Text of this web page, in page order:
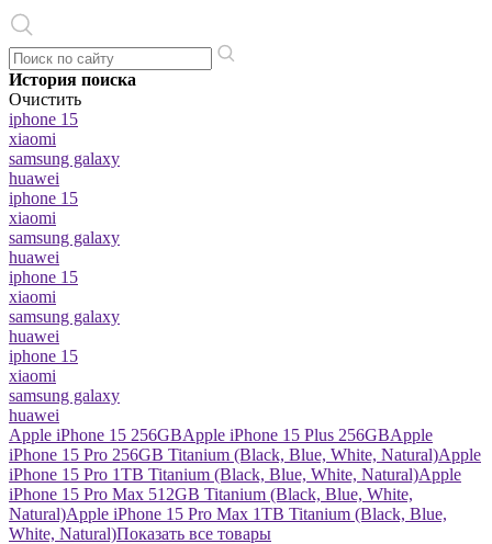
История поиска
Очистить
iphone 15
xiaomi
samsung galaxy
huawei
iphone 15
xiaomi
samsung galaxy
huawei
iphone 15
xiaomi
samsung galaxy
huawei
iphone 15
xiaomi
samsung galaxy
huawei
Apple iPhone 15 256GBApple iPhone 15 Plus 256GBApple
iPhone 15 Pro 256GB Titanium (Black, Blue, White, Natural)Apple
iPhone 15 Pro 1TB Titanium (Black, Blue, White, Natural)Apple
iPhone 15 Pro Max 512GB Titanium (Black, Blue, White,
Natural)Apple iPhone 15 Pro Max 1TB Titanium (Black, Blue,
White, Natural)Показать все товары